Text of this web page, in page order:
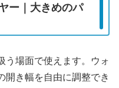
ー｜大きめのパ
う場面で使えます。ウォ
開き幅を自由に調整でき